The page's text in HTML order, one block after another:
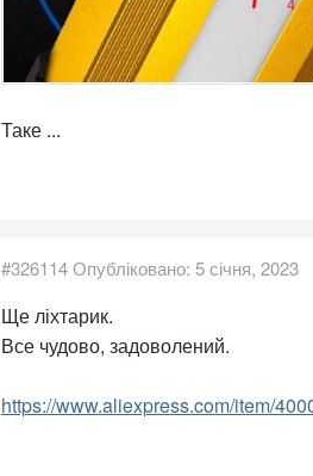
Таке ...
#326114Опубліковано: 5 січня, 2023
Ще ліхтарик.
Все чудово, задоволений.
https://www.aliexpress.com/item/